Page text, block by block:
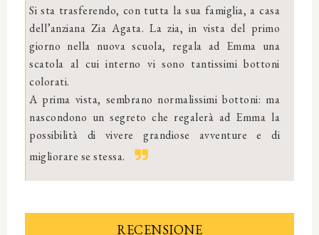
Si sta trasferendo, con tutta la sua famiglia, a casa
dell’anziana Zia Agata. La zia, in vista del primo
giorno nella nuova scuola, regala ad Emma una
scatola al cui interno vi sono tantissimi bottoni
colorati.
A prima vista, sembrano normalissimi bottoni: ma
nascondono un segreto che regalerà ad Emma la
possibilità di vivere grandiose avventure e di
migliorare se stessa.
RECENSIONE